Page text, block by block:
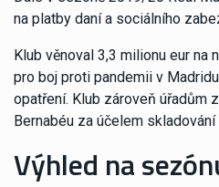
na platby daní a sociálního
Klub věnoval 3,3 milionu eur na
pro boj proti pandemii v
opatření. Klub zároveň úřadům
Bernabéu za účelem
Výhled na